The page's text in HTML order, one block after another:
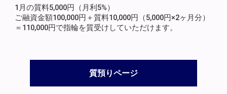
1月の質料5,000円（月利5%）
ご融資金額100,000円＋質料10,000円（5,000円×2ヶ月分）
＝110,000円で指輪を質受けしていただけます。
質預りページ